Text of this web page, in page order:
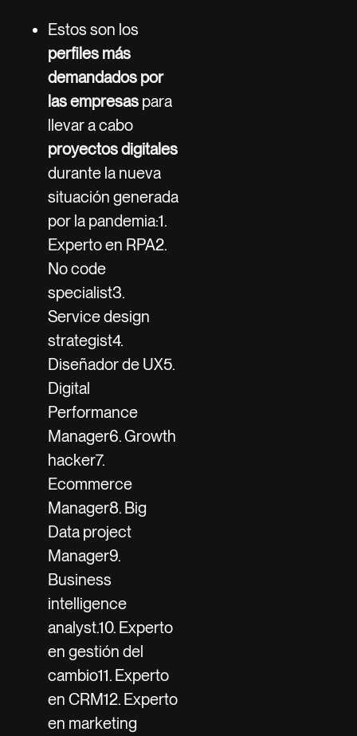
Estos son los
perfiles más
demandados por
las empresas para
llevar a cabo
proyectos digitales
durante la nueva
situación generada
por la pandemia:1.
Experto en RPA2.
No code
specialist3.
Service design
strategist4.
Diseñador de UX5.
Digital
Performance
Manager6. Growth
hacker7.
Ecommerce
Manager8. Big
Data project
Manager9.
Business
intelligence
analyst.10. Experto
en gestión del
cambio11. Experto
en CRM12. Experto
en marketing